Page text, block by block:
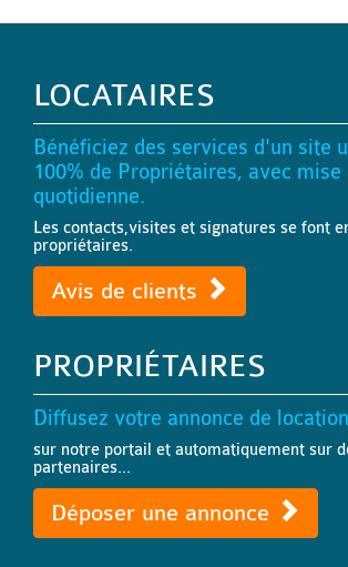
LOCATAIRES
Bénéficiez des services d'un site
100% de Propriétaires, avec mise
quotidienne.
Les contacts,visites et signatures se font
propriétaires.
Avis de clients
PROPRIÉTAIRES
Diffusez votre annonce de
sur notre portail et automatiquement sur
partenaires...
Déposer une annonce